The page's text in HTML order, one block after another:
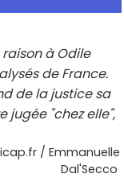
à Odile
de France.
de la justice sa
jugée "chez elle",
/ Emmanuelle
Dal'Secco